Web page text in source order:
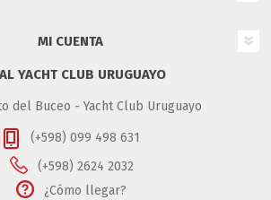
MI CUENTA
YACHT CLUB URUGUAYO
del Buceo - Yacht Club Uruguayo
(+598) 099 498 631
(+598) 2624 2032
¿Cómo llegar?